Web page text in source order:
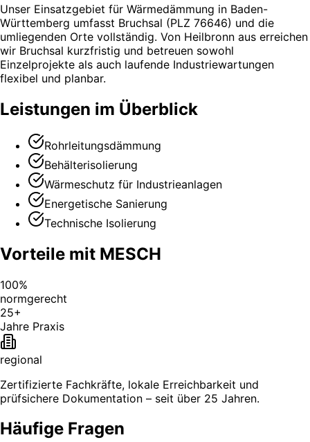
Unser Einsatzgebiet für Wärmedämmung in Baden-
Württemberg umfasst Bruchsal (PLZ 76646) und die
umliegenden Orte vollständig. Von Heilbronn aus erreichen
wir Bruchsal kurzfristig und betreuen sowohl
Einzelprojekte als auch laufende Industriewartungen
flexibel und planbar.
Leistungen im Überblick
Rohrleitungsdämmung
Behälterisolierung
Wärmeschutz für Industrieanlagen
Energetische Sanierung
Technische Isolierung
Vorteile mit MESCH
100%
normgerecht
25+
Jahre Praxis
regional
Zertifizierte Fachkräfte, lokale Erreichbarkeit und
prüfsichere Dokumentation – seit über 25 Jahren.
Häufige Fragen